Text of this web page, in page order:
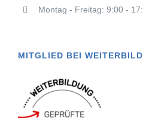
Montag - Freitag: 9:00 -
MITGLIED BEI